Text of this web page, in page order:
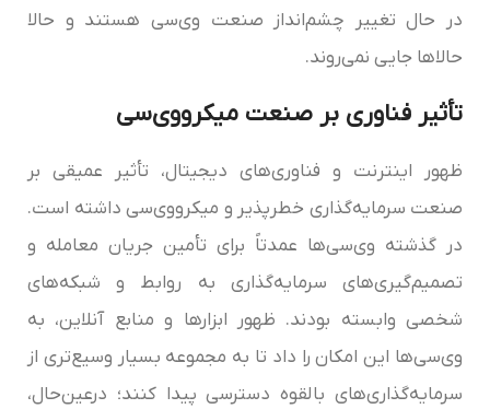
در حال تغییر چشم‌انداز صنعت وی‌سی هستند و حالا
حالاها جایی نمی‌روند.
تأثیر فناوری بر صنعت میکرو‌وی‌سی
ظهور اینترنت و فناوری‌های دیجیتال، تأثیر عمیقی بر
صنعت سرمایه‌گذاری خطرپذیر و میکرو‌وی‌سی‌‌ داشته است.
در گذشته وی‌سی‌ها عمدتاً برای تأمین جریان معامله و
تصمیم‌گیری‌های سرمایه‌گذاری به روابط و شبکه‌های
شخصی وابسته بودند. ظهور ابزارها و منابع آنلاین، به
وی‌سی‌ها این امکان را داد تا به مجموعه بسیار وسیع‌تری از
سرمایه‌گذاری‌های بالقوه دسترسی پیدا کنند؛ درعین‌حال،